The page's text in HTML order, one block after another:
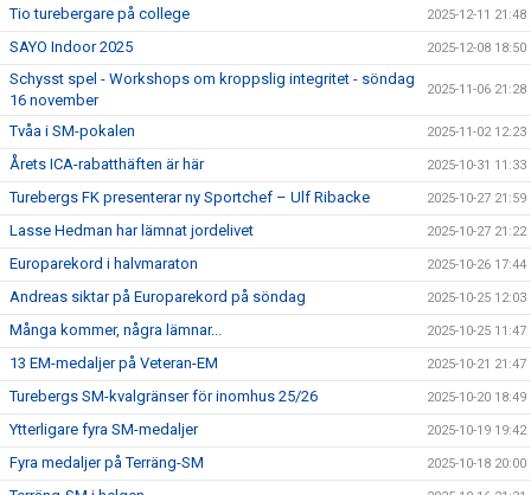
Tio turebergare på college 2025-12-11 21:48
SAYO Indoor 2025 2025-12-08 18:50
Schysst spel - Workshops om kroppslig integritet - söndag
16 november
2025-11-06 21:28
Tvåa i SM-pokalen 2025-11-02 12:23
Årets ICA-rabatthäften är här 2025-10-31 11:33
Turebergs FK presenterar ny Sportchef – Ulf Ribacke 2025-10-27 21:59
Lasse Hedman har lämnat jordelivet 2025-10-27 21:22
Europarekord i halvmaraton 2025-10-26 17:44
Andreas siktar på Europarekord på söndag 2025-10-25 12:03
Många kommer, några lämnar... 2025-10-25 11:47
13 EM-medaljer på Veteran-EM 2025-10-21 21:47
Turebergs SM-kvalgränser för inomhus 25/26 2025-10-20 18:49
Ytterligare fyra SM-medaljer 2025-10-19 19:42
Fyra medaljer på Terräng-SM 2025-10-18 20:00